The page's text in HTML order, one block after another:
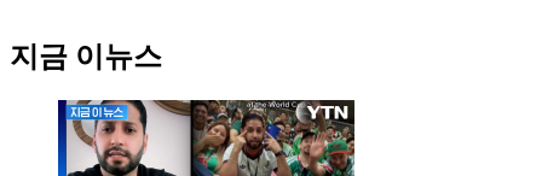
지금 이뉴스